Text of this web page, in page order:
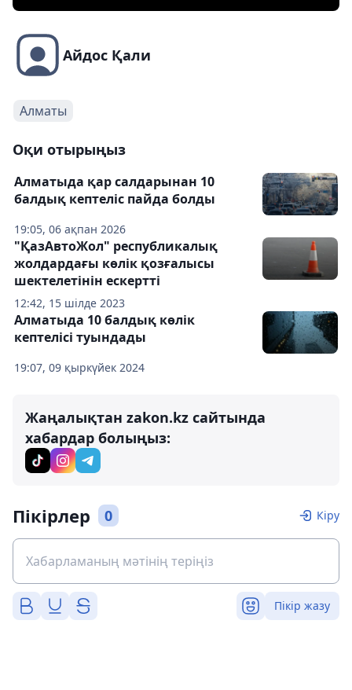
Айдос Қали
Алматы
Оқи отырыңыз
19:05, 06 ақпан 2026
Алматыда қар салдарынан 10
балдық кептеліс пайда болды
12:42, 15 шілде 2023
"ҚазАвтоЖол" республикалық
жолдардағы көлік қозғалысы
шектелетінін ескертті
19:07, 09 қыркүйек 2024
Алматыда 10 балдық көлік
кептелісі туындады
Жаңалықтан zakon.kz сайтында
хабардар болыңыз:
Пікірлер 0 Кіру
Пікір жазу